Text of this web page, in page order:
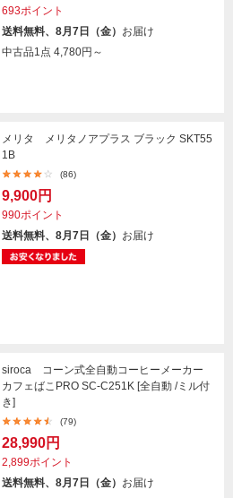
693ポイント
送料無料、8月7日（金） お届け
中古品1点 4,780円～
メリタ メリタノアプラス ブラック SKT55
1B
(86)
9,900円
990ポイント
送料無料、8月7日（金） お届け
siroca コーン式全自動コーヒーメーカー
カフェばこPRO SC-C251K [全自動 /ミル付
き]
(79)
28,990円
2,899ポイント
送料無料、8月7日（金） お届け